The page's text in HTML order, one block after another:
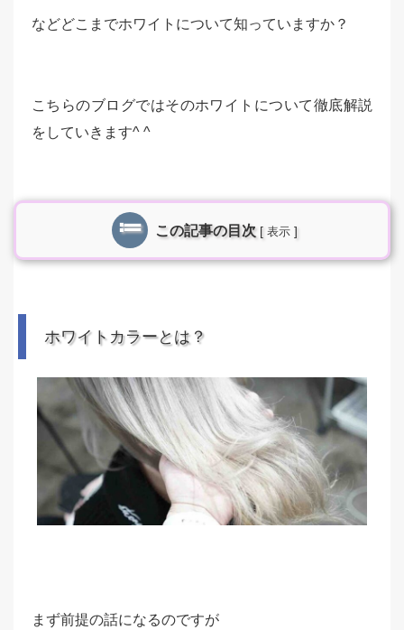
などどこまでホワイトについて知っていますか？
こちらのブログではそのホワイトについて徹底解説
をしていきます^ ^
この記事の目次 [ 表示 ]
ホワイトカラーとは？
まず前提の話になるのですが